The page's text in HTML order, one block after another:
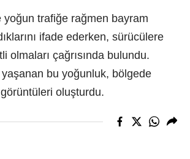
yoğun trafiğe rağmen bayram
ifade ederken, sürücülere
olmaları çağrısında bulundu.
bu yoğunluk, bölgede
oluşturdu.